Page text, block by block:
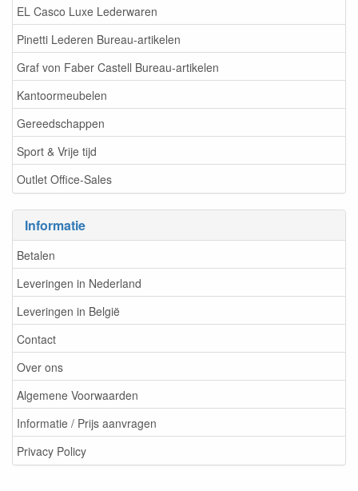
EL Casco Luxe Lederwaren
Pinetti Lederen Bureau-artikelen
Graf von Faber Castell Bureau-artikelen
Kantoormeubelen
Gereedschappen
Sport & Vrije tijd
Outlet Office-Sales
Informatie
Betalen
Leveringen in Nederland
Leveringen in België
Contact
Over ons
Algemene Voorwaarden
Informatie / Prijs aanvragen
Privacy Policy